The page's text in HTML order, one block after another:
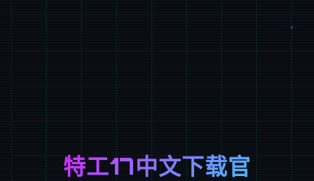
特工17中文下载官